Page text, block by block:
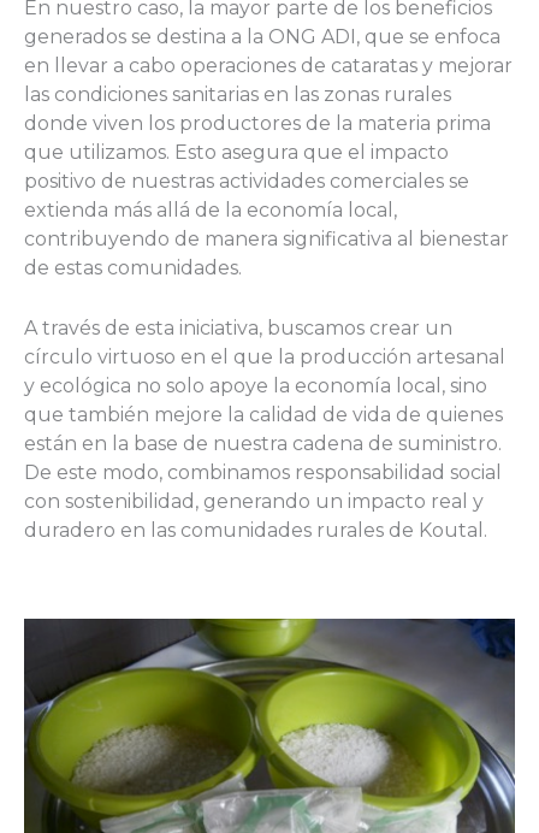
En nuestro caso, la mayor parte de los beneficios
generados se destina a la ONG ADI, que se enfoca
en llevar a cabo operaciones de cataratas y mejorar
las condiciones sanitarias en las zonas rurales
donde viven los productores de la materia prima
que utilizamos. Esto asegura que el impacto
positivo de nuestras actividades comerciales se
extienda más allá de la economía local,
contribuyendo de manera significativa al bienestar
de estas comunidades.
A través de esta iniciativa, buscamos crear un
círculo virtuoso en el que la producción artesanal
y ecológica no solo apoye la economía local, sino
que también mejore la calidad de vida de quienes
están en la base de nuestra cadena de suministro.
De este modo, combinamos responsabilidad social
con sostenibilidad, generando un impacto real y
duradero en las comunidades rurales de Koutal.